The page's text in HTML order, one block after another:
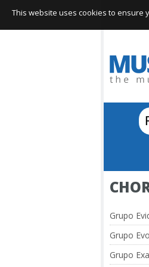
Grupo
Grupo
Grupo
This website uses cookies to ensure